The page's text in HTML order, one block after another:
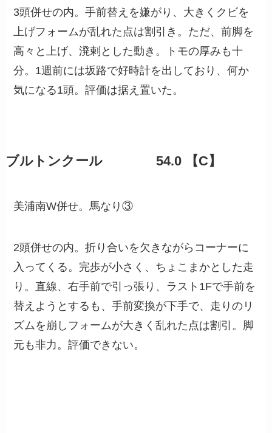
3頭併せの内。手前替えを嫌がり、大きくクビを
上げフォームが乱れた点は割引き。ただ、前脚を
高々と上げ、溌剌とした動き。トモの厚みも十
分。1週前には坂路で好時計を出しており、何か
気になる1頭。評価は据え置いた。
ブルトンクール 54.0 【C】
美浦南W併せ。馬なり③
2頭併せの内。折り合いを欠きながらコーナーに
入ってくる。完歩が小さく、ちょこまかとした走
り。直線、右手前で引っ張り、ラスト1Fで手前を
替えようとするも、手前変換が下手で、走りのリ
ズムを崩しフォームが大きく乱れた点は割引。脚
元も非力。評価できない。